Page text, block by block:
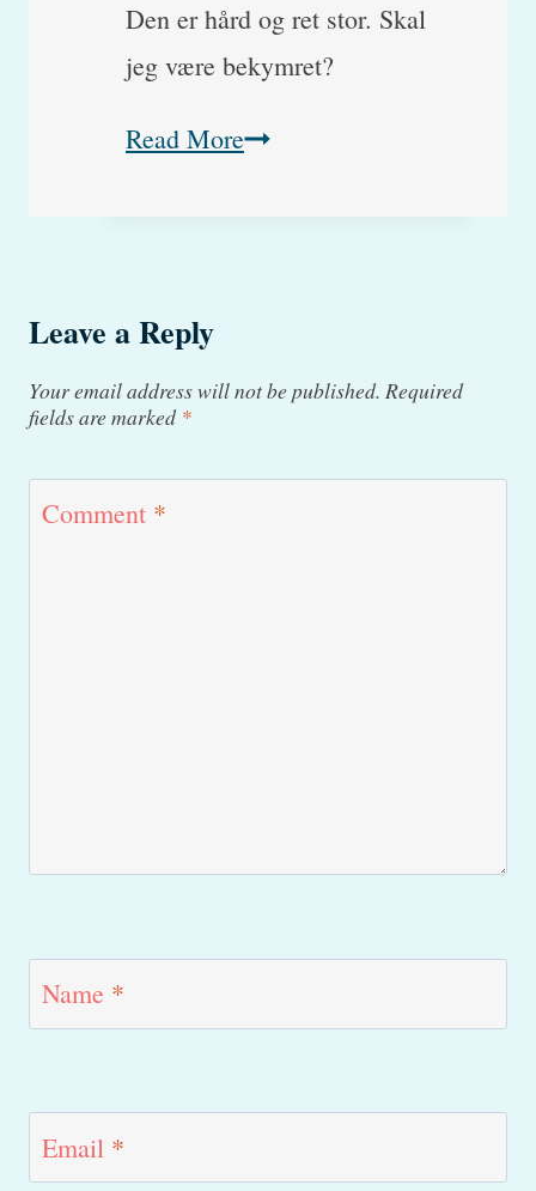
Den er hård og ret stor. Skal
jeg være bekymret?
Read MoreHund
Leave a Reply
Your email address will not be published. Required
fields are marked *
Comment *
Name *
Email *